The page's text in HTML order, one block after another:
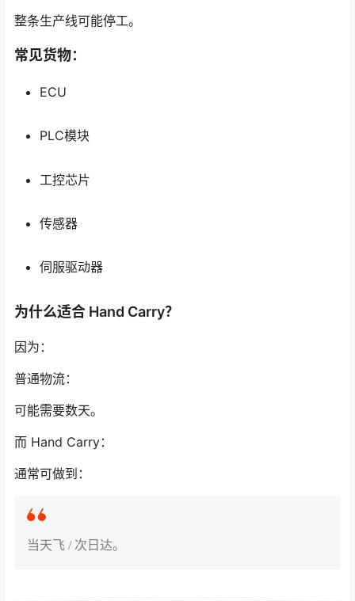
整条生产线可能停工。
常见货物：
ECU
PLC模块
工控芯片
传感器
伺服驱动器
为什么适合 Hand Carry？
因为：
普通物流：
可能需要数天。
而 Hand Carry：
通常可做到：
当天飞 / 次日达。